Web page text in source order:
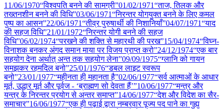
11/06/1970“विश्वपति बनने की सामग्री”01/02/1971“ताज, तिलक और
तख्तनशीन बनने की विधि”03/06/1971“निरन्तर योगयुक्त बनने के लिए कमल
पुष्प का आसन”22/06/1971“तीव्र पुरुषार्थी की निशानियाँ”04/07/1971“याद
की सहज विधि”21/01/1972“निरन्तर योगी बनने की सहज
विधि”06/02/1974“परखने की शक्ति से महारथी की परख”15/04/1974“विघ्न-
विनाशक बनकर अंगद समान माया पर विजय प्राप्त करो”24/12/1974“एक बार
सहयोग देना अर्थात् अन्त तक सहयोग लेना”09/09/1975“ग्लानि को गायन
समझकर रहमदिल बनो”25/01/1976“डबल लाइट स्वरूप
बनो”23/01/1977“महीनता ही महानता है”02/06/1977“सर्व आत्माओं के आधार
मूर्त, उद्धार मूर्त और पूर्वज - ‘ब्राह्मण सो देवता हैं’”10/06/1977“मन्‍त्र और
यन्‍त्र के निरन्तर प्रयोग से अन्तर समाप्त”14/06/1977“देश और विदेश का सैर-
समाचार”16/06/1977“एक ही पढ़ाई द्वारा नम्बरवार पूज्य पद पाने का गुह्य